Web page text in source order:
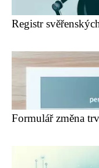
Registr
Formulář změna